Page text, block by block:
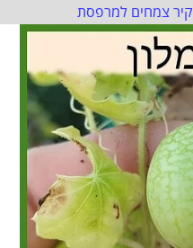
קיר צמחים למרפסת